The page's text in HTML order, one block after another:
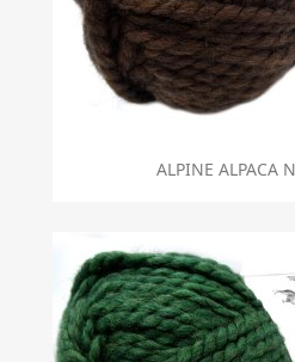
ALPINE ALPACA